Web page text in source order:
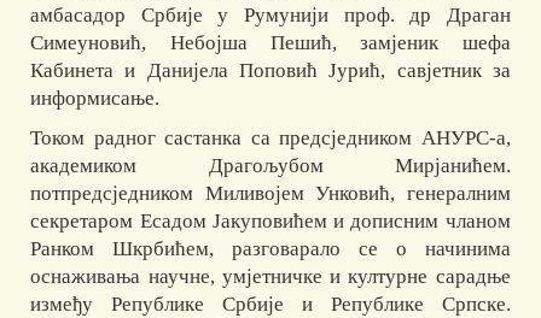
амбасадор Србије у Румунији проф. др Драган
Симеуновић, Небојша Пешић, замјеник шефа
Кабинета и Данијела Поповић Јурић, савјетник за
информисање.
Током радног састанка са предсједником АНУРС-а,
академиком Драгољубом Мирјанићем.
потпредсједником Миливојем Унковић, генералним
секретаром Есадом Јакуповићем и дописним чланом
Ранком Шкрбићем, разговарало се о начинима
оснаживања научне, умјетничке и културне сарадње
између Републике Србије и Републике Српске.